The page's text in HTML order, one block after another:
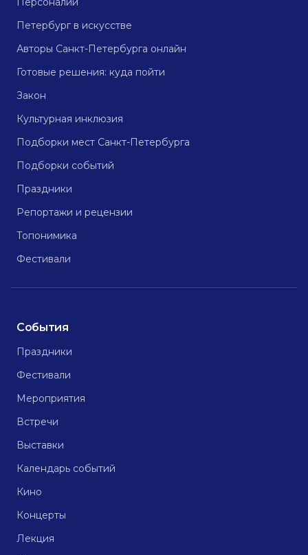
Петербург в искусстве
Авторы Санкт-Петербурга онлайн
Готовые решения: куда пойти
Закон
Культурная инклюзия
Подборки мест Санкт-Петербурга
Подборки событий
Праздники
Репортажи и рецензии
Топонимика
Фестивали
События
Праздники
Фестивали
Мероприятия
Встречи
Выставки
Календарь событий
Кино
Концерты
Лекция